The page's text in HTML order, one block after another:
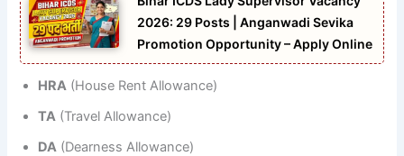
2026: 29 Posts | Anganwadi Sevika
Promotion Opportunity – Apply Online
HRA (House Rent Allowance)
TA (Travel Allowance)
DA (Dearness Allowance)